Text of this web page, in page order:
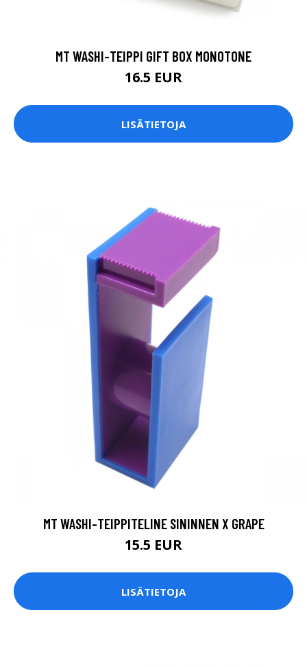
MT WASHI-TEIPPI GIFT BOX MONOTONE
16.5 EUR
LISÄTIETOJA
MT WASHI-TEIPPITELINE SININNEN X GRAPE
15.5 EUR
LISÄTIETOJA